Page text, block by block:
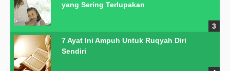
yang Sering Terlupakan
7 Ayat Ini Ampuh Untuk Ruqyah Diri
Sendiri